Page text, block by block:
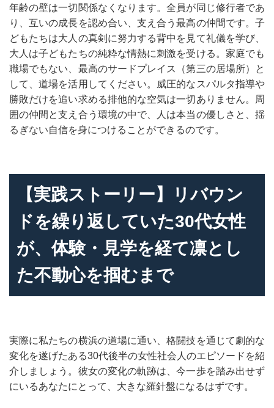
年齢の壁は一切関係なくなります。全員が同じ修行者であ
り、互いの成長を認め合い、支え合う最高の仲間です。子
どもたちは大人の真剣に努力する背中を見て礼儀を学び、
大人は子どもたちの純粋な情熱に刺激を受ける。家庭でも
職場でもない、最高のサードプレイス（第三の居場所）と
して、道場を活用してください。威圧的なスパルタ指導や
勝敗だけを追い求める排他的な空気は一切ありません。周
囲の仲間と支え合う環境の中で、人は本当の優しさと、揺
るぎない自信を身につけることができるのです。
【実践ストーリー】リバウン
ドを繰り返していた30代女性
が、体験・見学を経て凛とし
た不動心を掴むまで
実際に私たちの横浜の道場に通い、格闘技を通じて劇的な
変化を遂げたある30代後半の女性社会人のエピソードを紹
介しましょう。彼女の変化の軌跡は、今一歩を踏み出せず
にいるあなたにとって、大きな羅針盤になるはずです。